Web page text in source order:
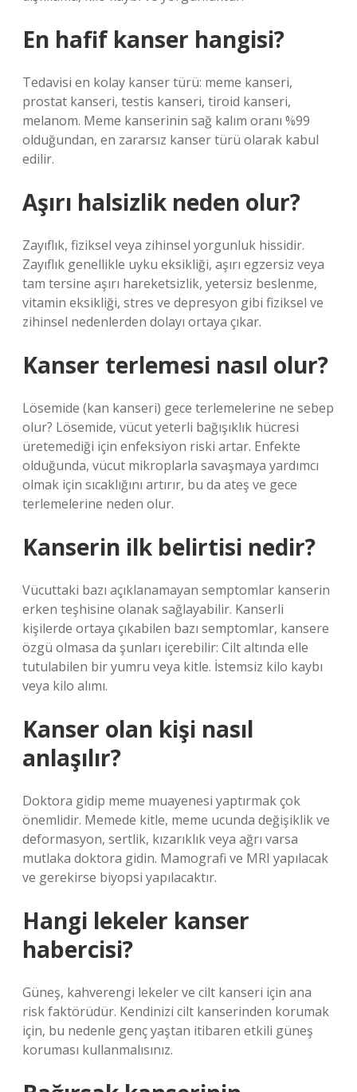
En hafif kanser hangisi?
Tedavisi en kolay kanser türü: meme kanseri,
prostat kanseri, testis kanseri, tiroid kanseri,
melanom. Meme kanserinin sağ kalım oranı %99
olduğundan, en zararsız kanser türü olarak kabul
edilir.
Aşırı halsizlik neden olur?
Zayıflık, fiziksel veya zihinsel yorgunluk hissidir.
Zayıflık genellikle uyku eksikliği, aşırı egzersiz veya
tam tersine aşırı hareketsizlik, yetersiz beslenme,
vitamin eksikliği, stres ve depresyon gibi fiziksel ve
zihinsel nedenlerden dolayı ortaya çıkar.
Kanser terlemesi nasıl olur?
Lösemide (kan kanseri) gece terlemelerine ne sebep
olur? Lösemide, vücut yeterli bağışıklık hücresi
üretemediği için enfeksiyon riski artar. Enfekte
olduğunda, vücut mikroplarla savaşmaya yardımcı
olmak için sıcaklığını artırır, bu da ateş ve gece
terlemelerine neden olur.
Kanserin ilk belirtisi nedir?
Vücuttaki bazı açıklanamayan semptomlar kanserin
erken teşhisine olanak sağlayabilir. Kanserli
kişilerde ortaya çıkabilen bazı semptomlar, kansere
özgü olmasa da şunları içerebilir: Cilt altında elle
tutulabilen bir yumru veya kitle. İstemsiz kilo kaybı
veya kilo alımı.
Kanser olan kişi nasıl
anlaşılır?
Doktora gidip meme muayenesi yaptırmak çok
önemlidir. Memede kitle, meme ucunda değişiklik ve
deformasyon, sertlik, kızarıklık veya ağrı varsa
mutlaka doktora gidin. Mamografi ve MRI yapılacak
ve gerekirse biyopsi yapılacaktır.
Hangi lekeler kanser
habercisi?
Güneş, kahverengi lekeler ve cilt kanseri için ana
risk faktörüdür. Kendinizi cilt kanserinden korumak
için, bu nedenle genç yaştan itibaren etkili güneş
koruması kullanmalısınız.